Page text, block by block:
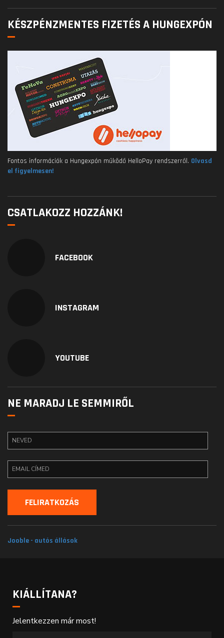
KÉSZPÉNZMENTES FIZETÉS A HUNGEXPÓN
Fontos információk a Hungexpón működő HelloPay rendszerről. Olvasd
el figyelmesen!
CSATLAKOZZ HOZZÁNK!
FACEBOOK
INSTAGRAM
YOUTUBE
NE MARADJ LE SEMMIRŐL
Jooble - autós állások
KIÁLLÍTANA?
Jelentkezzen már most!